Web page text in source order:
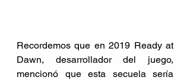
Recordemos que en 2019 Ready at
Dawn, desarrollador del juego,
mencionó que esta secuela sería